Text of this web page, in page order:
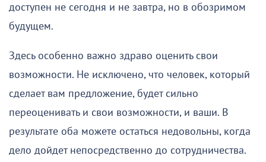
доступен не сегодня и не завтра, но в обозримом
будущем.
Здесь особенно важно здраво оценить свои
возможности. Не исключено, что человек, который
сделает вам предложение, будет сильно
переоценивать и свои возможности, и ваши. В
результате оба можете остаться недовольны, когда
дело дойдет непосредственно до сотрудничества.